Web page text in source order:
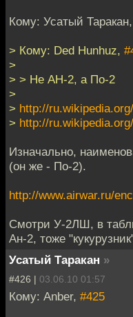
Кому: Усатый Таракан,
> Кому: Ded Hunhuz,
>
> > Не АН-2, а По-2
>
> http://
> http://
Изначально,
(он же - По-2).
http://www.airwar.ru/
Смотри У-2ЛШ, в
Ан-2, тоже
Усатый Таракан »
#426 | 03.06.10 01:57
Кому: Anber, #425